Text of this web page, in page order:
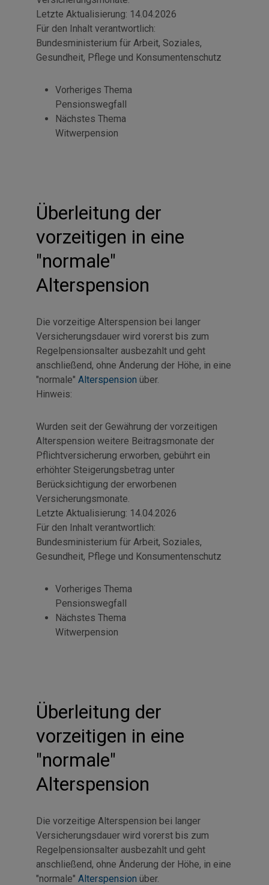
Letzte Aktualisierung: 14.04.2026
Für den Inhalt verantwortlich:
Bundesministerium für Arbeit, Soziales,
Gesundheit, Pflege und Konsumentenschutz
Vorheriges Thema
Pensionswegfall
Nächstes Thema
Witwerpension
Überleitung der
vorzeitigen in eine
"normale"
Alterspension
Die vorzeitige Alterspension bei langer
Versicherungsdauer wird vorerst bis zum
Regelpensionsalter ausbezahlt und geht
anschließend, ohne Änderung der Höhe, in eine
"normale" Alterspension über.
Hinweis:
Wurden seit der Gewährung der vorzeitigen
Alterspension weitere Beitragsmonate der
Pflichtversicherung erworben, gebührt ein
erhöhter Steigerungsbetrag unter
Berücksichtigung der erworbenen
Versicherungsmonate.
Letzte Aktualisierung: 14.04.2026
Für den Inhalt verantwortlich:
Bundesministerium für Arbeit, Soziales,
Gesundheit, Pflege und Konsumentenschutz
Vorheriges Thema
Pensionswegfall
Nächstes Thema
Witwerpension
Überleitung der
vorzeitigen in eine
"normale"
Alterspension
Die vorzeitige Alterspension bei langer
Versicherungsdauer wird vorerst bis zum
Regelpensionsalter ausbezahlt und geht
anschließend, ohne Änderung der Höhe, in eine
"normale" Alterspension über.